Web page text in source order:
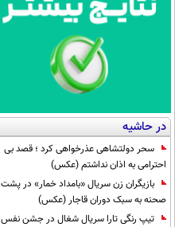
در حاشیه
سحر دولتشاهی عذرخواهی کرد ؛ قصد بی
احترامی به اذان نداشتم (عکس)
بازیگران زن سریال «بامداد خمار» در پشت
صحنه به سبک دوران قاجار (عکس)
تیپ رنگی تارا سریال شغال در جشن نفس